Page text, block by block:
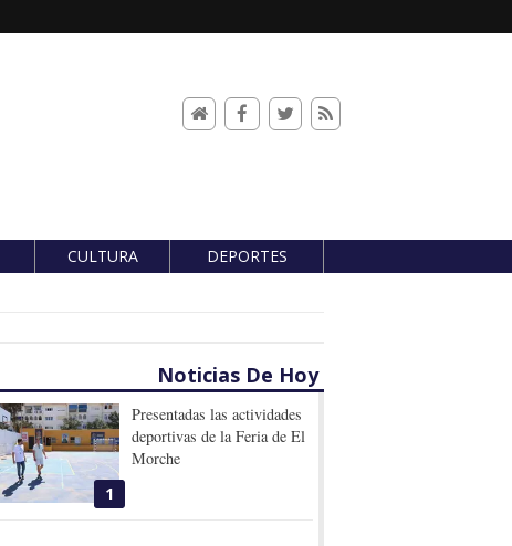
CULTURA DEPORTES
Noticias De Hoy
1
Presentadas las actividades
deportivas de la Feria de El
Morche